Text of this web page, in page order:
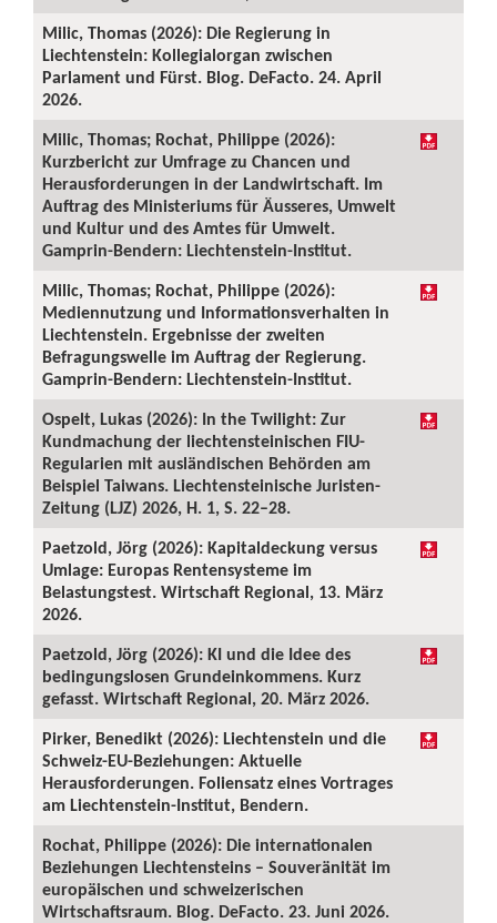
Milic, Thomas (2026): Die Regierung in
Liechtenstein: Kollegialorgan zwischen
Parlament und Fürst. Blog. DeFacto. 24. April
2026.
Milic, Thomas; Rochat, Philippe (2026):
Kurzbericht zur Umfrage zu Chancen und
Herausforderungen in der Landwirtschaft. Im
Auftrag des Ministeriums für Äusseres, Umwelt
und Kultur und des Amtes für Umwelt.
Gamprin-Bendern: Liechtenstein-Institut.
Milic, Thomas; Rochat, Philippe (2026):
Mediennutzung und Informationsverhalten in
Liechtenstein. Ergebnisse der zweiten
Befragungswelle im Auftrag der Regierung.
Gamprin-Bendern: Liechtenstein-Institut.
Ospelt, Lukas (2026): In the Twilight: Zur
Kundmachung der liechtensteinischen FIU-
Regularien mit ausländischen Behörden am
Beispiel Taiwans. Liechtensteinische Juristen-
Zeitung (LJZ) 2026, H. 1, S. 22–28.
Paetzold, Jörg (2026): Kapitaldeckung versus
Umlage: Europas Rentensysteme im
Belastungstest. Wirtschaft Regional, 13. März
2026.
Paetzold, Jörg (2026): KI und die Idee des
bedingungslosen Grundeinkommens. Kurz
gefasst. Wirtschaft Regional, 20. März 2026.
Pirker, Benedikt (2026): Liechtenstein und die
Schweiz-EU-Beziehungen: Aktuelle
Herausforderungen. Foliensatz eines Vortrages
am Liechtenstein-Institut, Bendern.
Rochat, Philippe (2026): Die internationalen
Beziehungen Liechtensteins – Souveränität im
europäischen und schweizerischen
Wirtschaftsraum. Blog. DeFacto. 23. Juni 2026.